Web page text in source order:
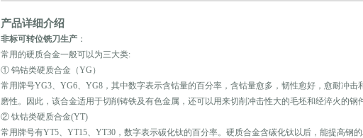
产品详细介绍
非标可转位铣刀生产 ：
常用的硬质合金一般可以为三大类:
‍① 钨钴类硬质合金（YG）
常用牌号YG3、YG6、YG8，其中数字表示含钴量的百分率，含钴量愈多，韧性愈好，愈耐冲击
磨性。因此，该合金适用于切削铸铁及有色金属，还可以用来切削冲击性大的毛坯和经淬火的钢
‍② 钛钴类硬质合金(YT)
常用牌号有YT5、YT15、YT30，数字表示碳化钛的百分率。硬质合金含碳化钛以后，能提高钢